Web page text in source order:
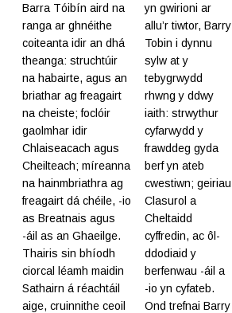
Barra Tóibín aird na
ranga ar ghnéithe
coiteanta idir an dhá
theanga: struchtúir
na habairte, agus an
briathar ag freagairt
na cheiste; foclóir
gaolmhar idir
Chlaiseacach agus
Cheilteach; míreanna
na hainmbriathra ag
freagairt dá chéile, -io
as Breatnais agus
-áil as an Ghaeilge.
Thairis sin bhíodh
ciorcal léamh maidin
Sathairn á réachtáil
aige, cruinnithe ceoil
yn gwirioni ar
allu’r tiwtor, Barry
Tobin i dynnu
sylw at y
tebygrwydd
rhwng y ddwy
iaith: strwythur
cyfarwydd y
frawddeg gyda
berf yn ateb
cwestiwn; geiriau
Clasurol a
Cheltaidd
cyffredin, ac ôl-
ddodiaid y
berfenwau -áil a
-io yn cyfateb.
Ond trefnai Barry